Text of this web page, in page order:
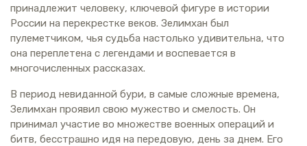
принадлежит человеку, ключевой фигуре в истории
России на перекрестке веков. Зелимхан был
пулеметчиком, чья судьба настолько удивительна, что
она переплетена с легендами и воспевается в
многочисленных рассказах.
В период невиданной бури, в самые сложные времена,
Зелимхан проявил свою мужество и смелость. Он
принимал участие во множестве военных операций и
битв, бесстрашно идя на передовую, день за днем. Его